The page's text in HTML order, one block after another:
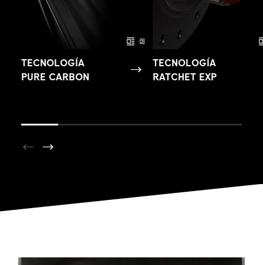
TECNOLOGÍA
PURE CARBON
TECNOLOGÍA
RATCHET EXP